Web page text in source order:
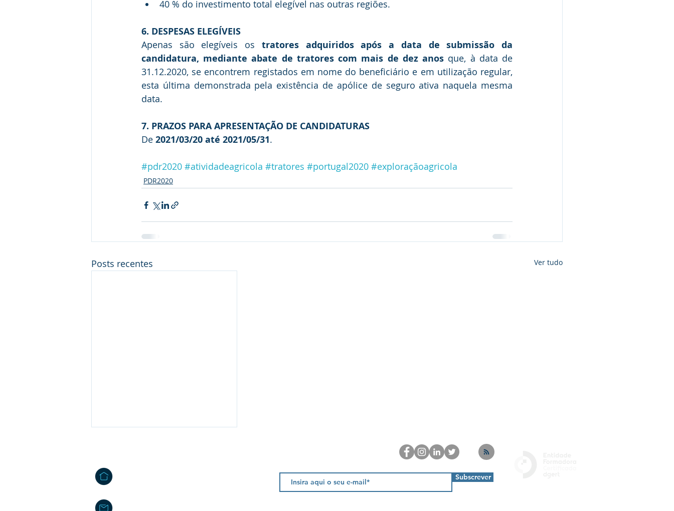
40 % do investimento total elegível nas outras regiões.
6. DESPESAS ELEGÍVEIS
Apenas são elegíveis os tratores adquiridos após a data de submissão da
candidatura, mediante abate de tratores com mais de dez anos que, à data de
31.12.2020, se encontrem registados em nome do beneficiário e em utilização regular,
esta última demonstrada pela existência de apólice de seguro ativa naquela mesma
data.
7. PRAZOS PARA APRESENTAÇÃO DE CANDIDATURAS
De 2021/03/20 até 2021/05/31.
#pdr2020 #atividadeagricola #tratores #portugal2020 #exploraçãoagricola
PDR2020
Posts recentes Ver tudo
Subscrever